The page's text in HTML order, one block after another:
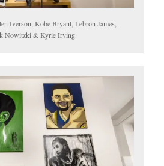
Iverson, Kobe Bryant, Lebron James,
Nowitzki & Kyrie Irving